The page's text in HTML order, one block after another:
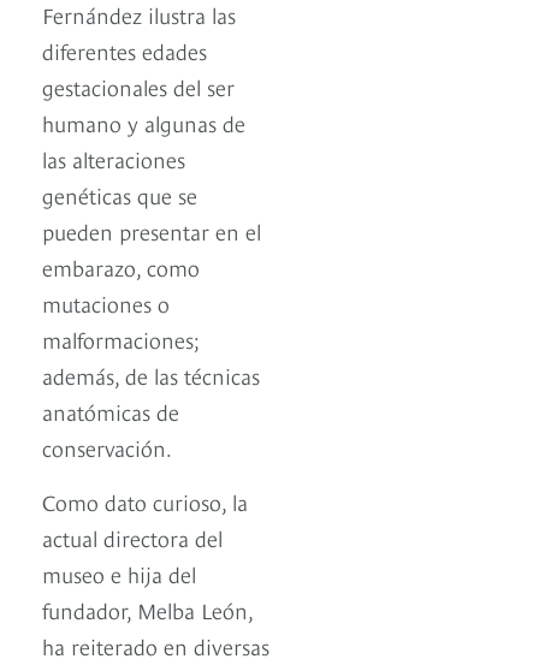
Fernández ilustra las
diferentes edades
gestacionales del ser
humano y algunas de
las alteraciones
genéticas que se
pueden presentar en el
embarazo, como
mutaciones o
malformaciones;
además, de las técnicas
anatómicas de
conservación.
Como dato curioso, la
actual directora del
museo e hija del
fundador, Melba León,
ha reiterado en diversas